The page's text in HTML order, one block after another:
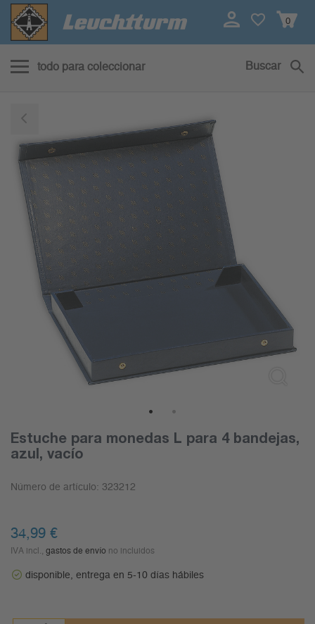
0
todo para coleccionar Buscar
Estuche para monedas L para 4 bandejas,
azul, vacío
Número de artículo: 323212
34,99 €
IVA incl., gastos de envío no incluidos
disponible, entrega en 5-10 días hábiles